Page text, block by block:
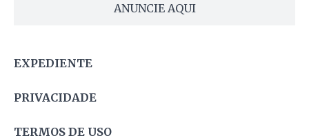
ANUNCIE AQUI
EXPEDIENTE
PRIVACIDADE
TERMOS DE USO